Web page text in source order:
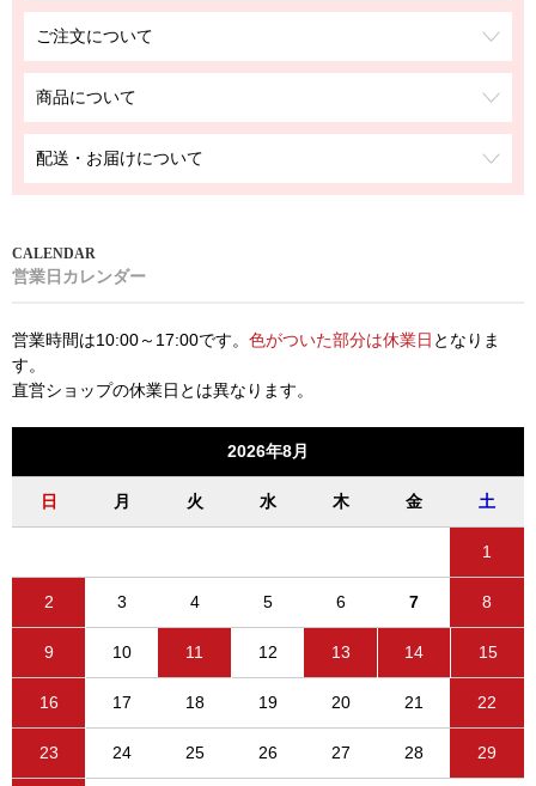
ご注文について
商品について
配送・お届けについて
営業日カレンダー
営業時間は10:00～17:00です。 色がついた部分は休業日 となりま
す。
直営ショップの休業日とは異なります。
2026年8月
日 月 火 水 木 金 土
1
2 3 4 5 6 7 8
9 10 11 12 13 14 15
16 17 18 19 20 21 22
23 24 25 26 27 28 29